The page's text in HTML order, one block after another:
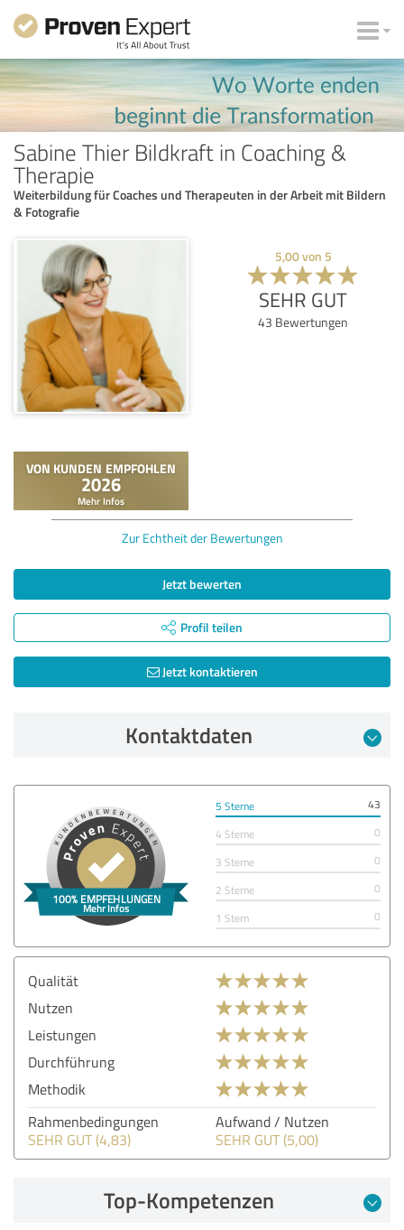
Sabine Thier Bildkraft in Coaching &
Therapie
Weiterbildung für Coaches und Therapeuten in der Arbeit mit Bildern
& Fotografie
5,00von 5
SEHR GUT
43 Bewertungen
Zur Echtheit der Bewertungen
Jetzt bewerten
Profil teilen
Jetzt kontaktieren
Kontaktdaten
5 Sterne
43
4 Sterne
0
3 Sterne
0
2 Sterne
0
1 Stern
0
Qualität
Nutzen
Leistungen
Durchführung
Methodik
Rahmenbedingungen
SEHR GUT (4,83)
Aufwand / Nutzen
SEHR GUT (5,00)
Top-Kompetenzen